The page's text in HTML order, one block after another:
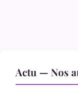
Actu — Nos